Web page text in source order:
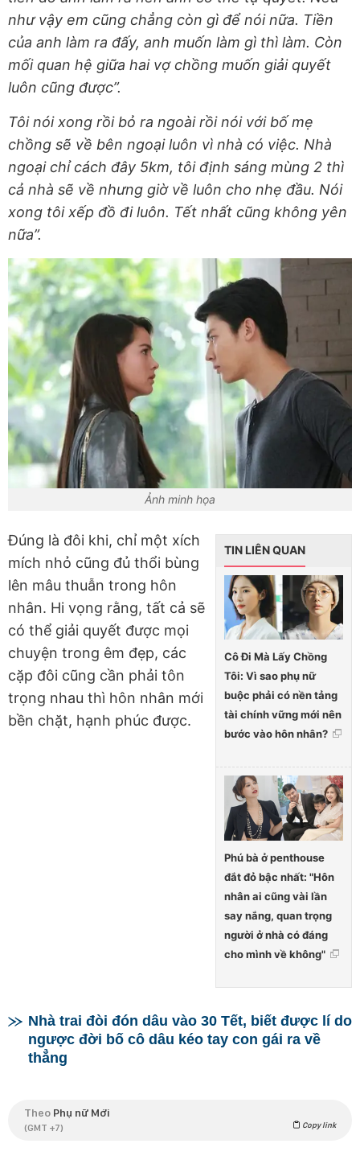
như vậy em cũng chẳng còn gì để nói nữa. Tiền
của anh làm ra đấy, anh muốn làm gì thì làm. Còn
mối quan hệ giữa hai vợ chồng muốn giải quyết
luôn cũng được”.
Tôi nói xong rồi bỏ ra ngoài rồi nói với bố mẹ
chồng sẽ về bên ngoại luôn vì nhà có việc. Nhà
ngoại chỉ cách đây 5km, tôi định sáng mùng 2 thì
cả nhà sẽ về nhưng giờ về luôn cho nhẹ đầu. Nói
xong tôi xếp đồ đi luôn. Tết nhất cũng không yên
nữa”.
Ảnh minh họa
TIN LIÊN QUAN
Cô Đi Mà Lấy Chồng
Tôi: Vì sao phụ nữ
buộc phải có nền tảng
tài chính vững mới nên
bước vào hôn nhân?
Phú bà ở penthouse
đắt đỏ bậc nhất: "Hôn
nhân ai cũng vài lần
say nắng, quan trọng
người ở nhà có đáng
cho mình về không"
Đúng là đôi khi, chỉ một xích
mích nhỏ cũng đủ thổi bùng
lên mâu thuẫn trong hôn
nhân. Hi vọng rằng, tất cả sẽ
có thể giải quyết được mọi
chuyện trong êm đẹp, các
cặp đôi cũng cần phải tôn
trọng nhau thì hôn nhân mới
bền chặt, hạnh phúc được.
Nhà trai đòi đón dâu vào 30 Tết, biết được lí do
ngược đời bố cô dâu kéo tay con gái ra về
thẳng
Theo Phụ nữ Mới
(GMT +7) Copy link